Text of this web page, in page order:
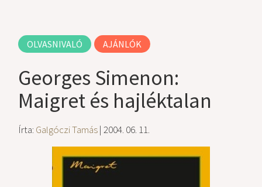
OLVASNIVALÓ AJÁNLÓK
Georges Simenon:
Maigret és hajléktalan
Írta: Galgóczi Tamás| 2004. 06. 11.